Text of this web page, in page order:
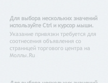
Для выбора нескольких значений
используйте Ctrl и курсор мыши.
Указание привязки требуется для
соотнесения объявления со
страницей торгового центра на
Моллы.Ru